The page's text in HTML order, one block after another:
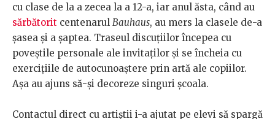
cu clase de la a zecea la a 12-a, iar anul ăsta, când au
sărbătorit centenarul Bauhaus, au mers la clasele de-a
șasea și a șaptea. Traseul discuțiilor începea cu
poveștile personale ale invitaților și se încheia cu
exercițiile de autocunoaștere prin artă ale copiilor.
Așa au ajuns să-și decoreze singuri școala.
Contactul direct cu artiștii i-a ajutat pe elevi să spargă